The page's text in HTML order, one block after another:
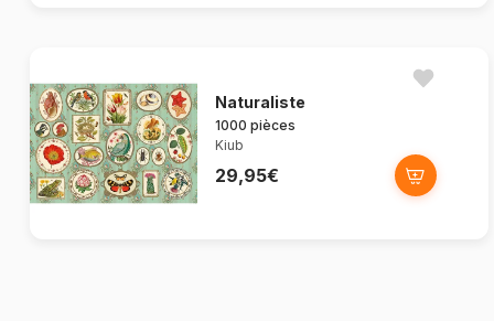
Naturaliste
1000 pièces
Kiub
29,95€